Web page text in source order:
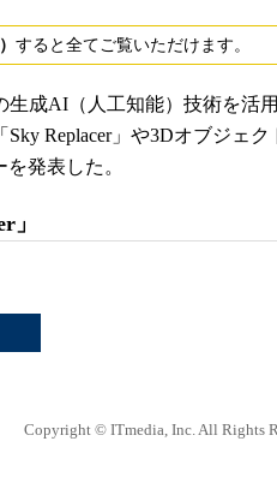
すると全てご覧いただけます。
生成AI（人工知能）技術を活
Replacer」や3Dオブジェク
発表した。
」
Copyright © ITmedia, Inc. All Rights